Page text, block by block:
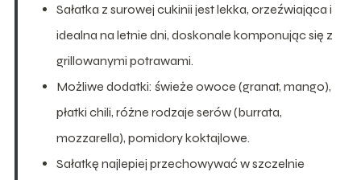
Sałatka z surowej cukinii jest lekka, orzeźwiająca i
idealna na letnie dni, doskonale komponując się z
grillowanymi potrawami.
Możliwe dodatki: świeże owoce (granat, mango),
płatki chili, różne rodzaje serów (burrata,
mozzarella), pomidory koktajlowe.
Sałatkę najlepiej przechowywać w szczelnie